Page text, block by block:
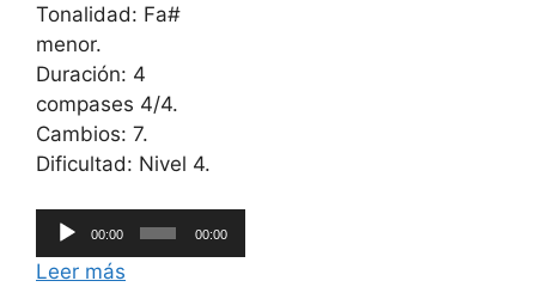
Tonalidad: Fa#
menor.
Duración: 4
compases 4/4.
Cambios: 7.
Dificultad: Nivel 4.
Reproductor
de
audio
00:00 00:00
Leer más